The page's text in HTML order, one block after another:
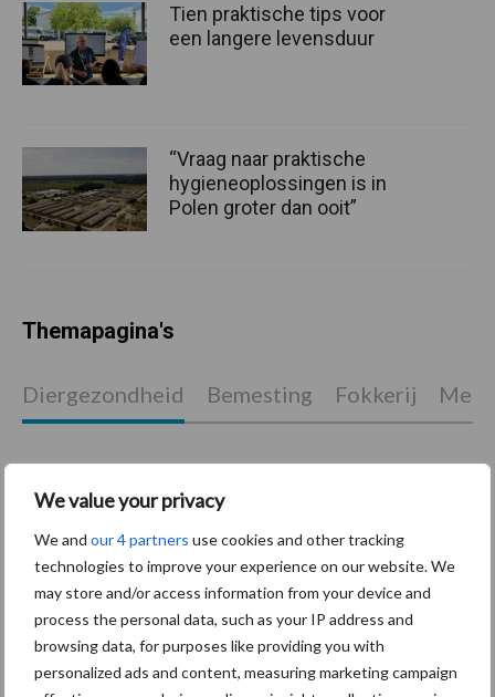
We value your privacy
We and our 4 partners use cookies and other tracking
technologies to improve your experience on our website. We
may store and/or access information from your device and
process the personal data, such as your IP address and
browsing data, for purposes like providing you with
personalized ads and content, measuring marketing campaign
Tien praktische tips voor
een langere levensduur
“Vraag naar praktische
hygieneoplossingen is in
Polen groter dan ooit”
Themapagina's
Diergezondheid Bemesting Fokkerij
Toon meer